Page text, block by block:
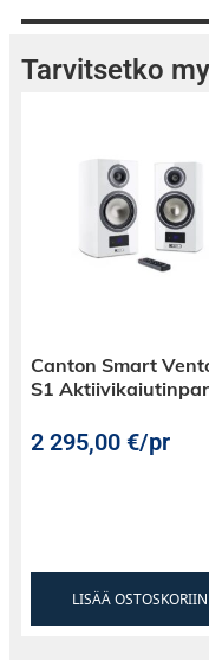
- 24bit/192kHz
- Tyylikäs ja
- Mitat: (L x K x
Tarvitsetko
Canton Smart
S1
2 295,00€/pr
LISÄÄ OSTOSKORIIN